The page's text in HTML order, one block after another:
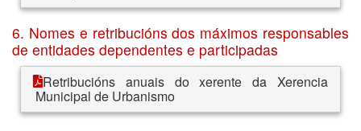
6. Nomes e retribucións dos máximos responsables
de entidades dependentes e participadas
Retribucións anuais do xerente da Xerencia
Municipal de Urbanismo